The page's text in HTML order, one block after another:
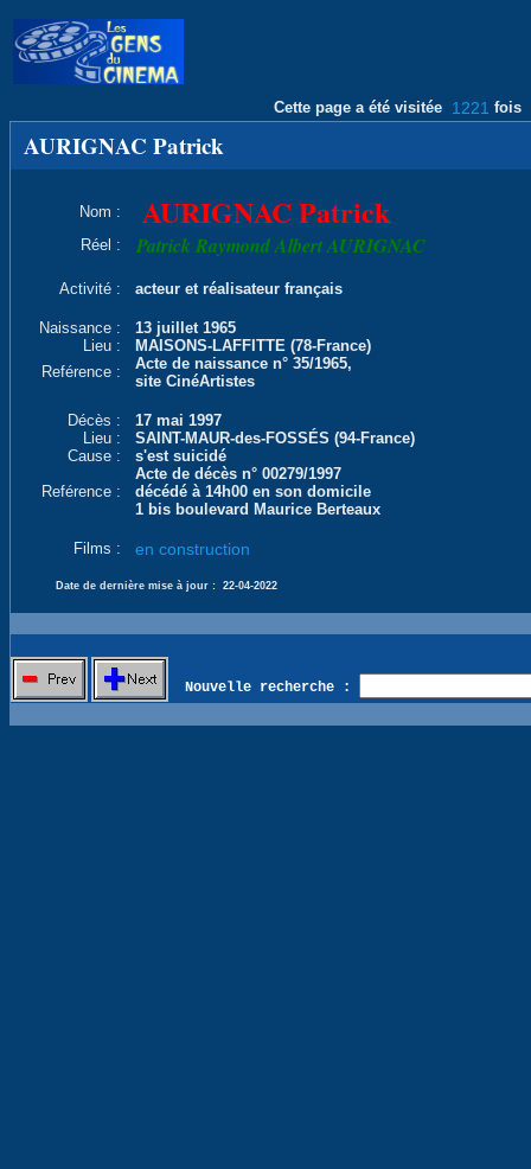
Cette page a été visitée 1221 fois
AURIGNAC Patrick
Nom : AURIGNAC Patrick
Réel : Patrick Raymond Albert AURIGNAC
Activité : acteur et réalisateur français
Naissance :
13 juillet 1965
Lieu :
MAISONS-LAFFITTE (78-France)
Reférence :
Acte de naissance n° 35/1965,
site CinéArtistes
Décès :
17 mai 1997
Lieu :
SAINT-MAUR-des-FOSSÉS (94-France)
Cause :
s'est suicidé
Reférence :
Acte de décès n° 00279/1997
décédé à 14h00 en son domicile
1 bis boulevard Maurice Berteaux
Films : en construction
Date de dernière mise à jour : 22-04-2022
Nouvelle recherche :